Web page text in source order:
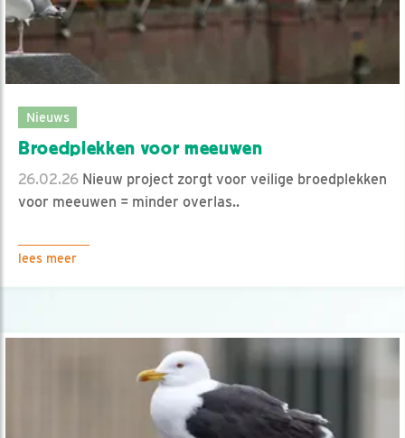
Nieuws
Broedplekken voor meeuwen
26.02.26 Nieuw project zorgt voor veilige broedplekken
voor meeuwen = minder overlas..
lees meer